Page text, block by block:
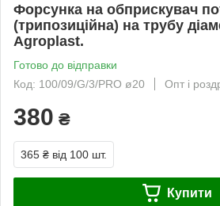
Форсунка на обприскувач
(трипозиційна) на трубу
Agroplast.
Готово до відправки
Код: 100/09/G/3/PRO ø20
Опт і
380 ₴
365 ₴ від 100 шт.
Купити